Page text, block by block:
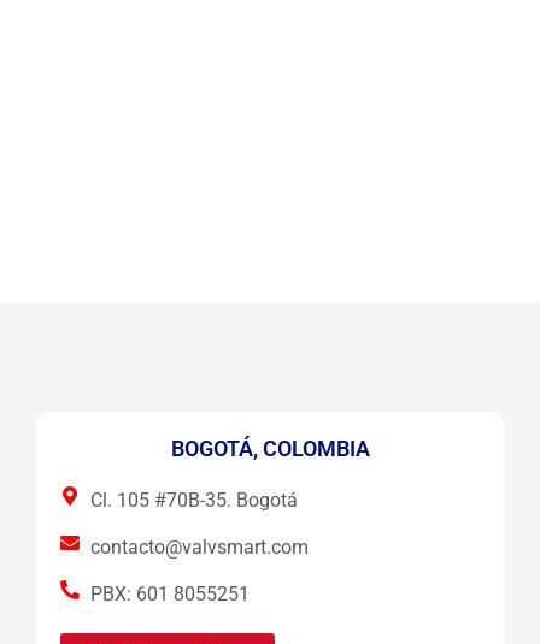
BOGOTÁ, COLOMBIA
Cl. 105 #70B-35. Bogotá
contacto@valvsmart.com
PBX: 601 8055251